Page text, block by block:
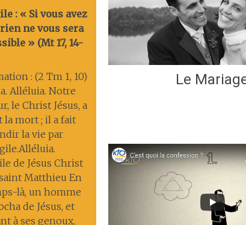
: « Si vous avez
ne vous sera
» (Mt 17, 14-
: (2 Tm 1, 10)
Alléluia. Notre
le Christ Jésus, a
la mort ; il a fait
la vie par
de Jésus Christ
Matthieu En
là, un homme
de Jésus, et
à ses genoux,
Le